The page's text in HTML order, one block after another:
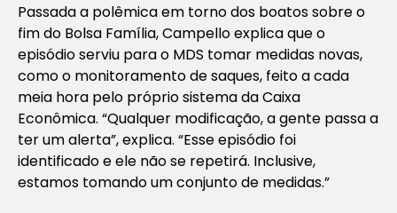
Passada a polêmica em torno dos boatos sobre o
fim do Bolsa Família, Campello explica que o
episódio serviu para o MDS tomar medidas novas,
como o monitoramento de saques, feito a cada
meia hora pelo próprio sistema da Caixa
Econômica. “Qualquer modificação, a gente passa a
ter um alerta”, explica. “Esse episódio foi
identificado e ele não se repetirá. Inclusive,
estamos tomando um conjunto de medidas.”